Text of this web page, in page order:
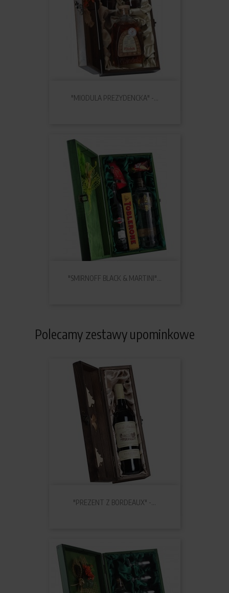
"MIODULA PREZYDENCKA" -...
"SMIRNOFF BLACK & MARTINI"...
Polecamy zestawy upominkowe
"PREZENT Z BORDEAUX" -...